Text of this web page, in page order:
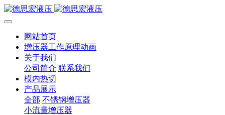
网站首页
增压器工作原理动画
关于我们
公司简介 联系我们
模内热切
产品展示
全部 不锈钢增压器
小流量增压器